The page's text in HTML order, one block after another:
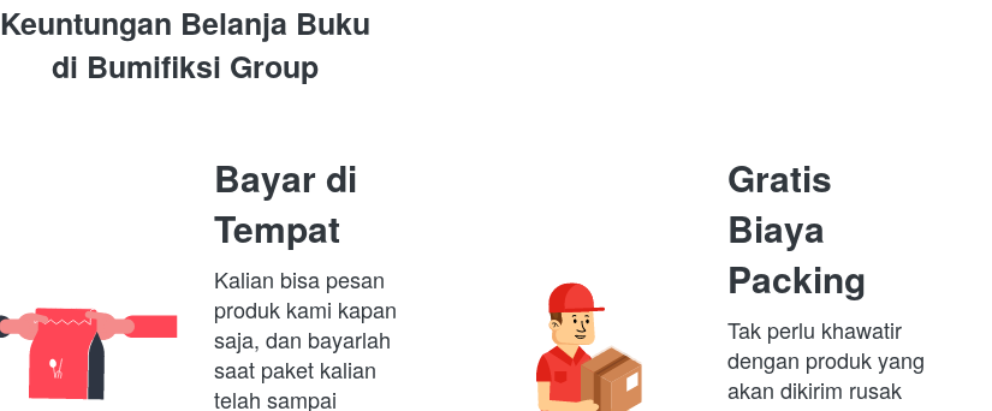
Keuntungan Belanja Buku
di Bumifiksi Group
Bayar di
Tempat
Kalian bisa pesan
produk kami kapan
saja, dan bayarlah
saat paket kalian
telah sampai
Gratis
Biaya
Packing
Tak perlu khawatir
dengan produk yang
akan dikirim rusak